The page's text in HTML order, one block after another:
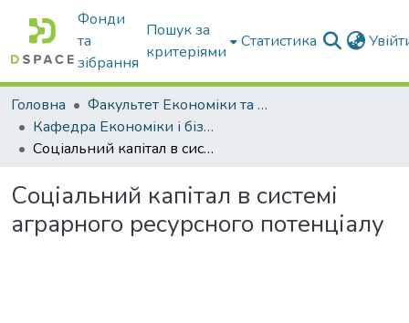
Фонди
та
зібрання
Пошук за
критеріями
Статистика
Головна
Факультет Економіки та бізнесу
Кафедра Економіки і бізнесу
Соціальний капітал в системі аграрного ресурсного потенціалу
Соціальний капітал в системі
аграрного ресурсного потенціалу